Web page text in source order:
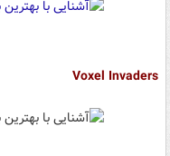
Voxel Invaders